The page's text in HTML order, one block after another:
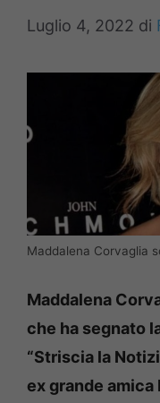
Luglio 4, 2022 di
Maddalena Corvaglia
Maddalena
che ha segnato
“Striscia la
ex grande